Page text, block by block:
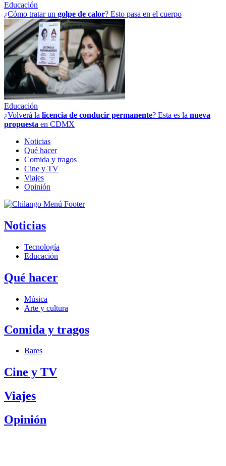
Educación
¿Cómo tratar un golpe de calor? Esto pasa en el cuerpo
Educación
¿Volverá la licencia de conducir permanente? Esta es la nueva
propuesta en CDMX
Noticias
Qué hacer
Comida y tragos
Cine y TV
Viajes
Opinión
Noticias
Tecnología
Educación
Qué hacer
Música
Arte y cultura
Comida y tragos
Bares
Cine y TV
Viajes
Opinión